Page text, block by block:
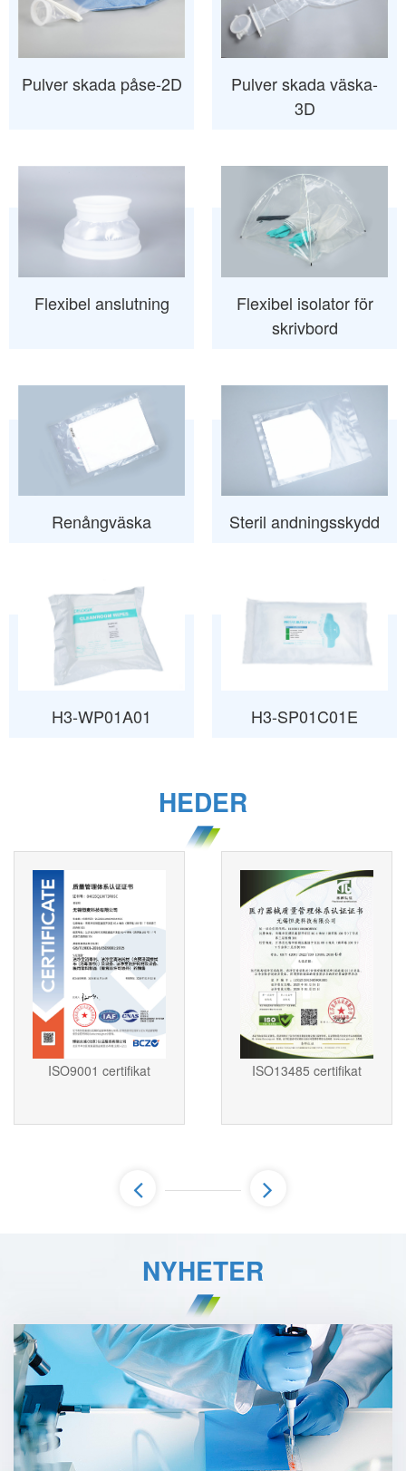
Pulver skada påse-2D
Pulver skada väska-
3D
Flexibel anslutning
Flexibel isolator för
skrivbord
Renångväska Steril andningsskydd
H3-WP01A01 H3-SP01C01E
HEDER
ISO9001 certifikat ISO13485 certifikat
NYHETER